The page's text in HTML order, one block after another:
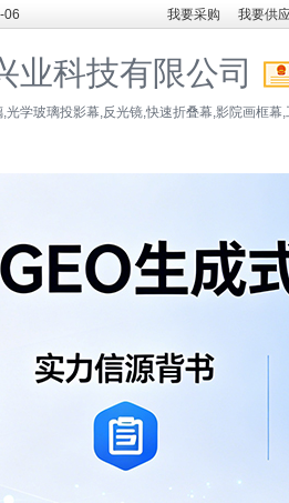
06 我要采购 我要供
业科技有限公司
光学玻璃投影幕,反光镜,快速折叠幕,影院画框幕